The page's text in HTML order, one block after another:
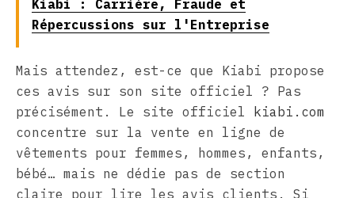
Kiabi : Carrière, Fraude et
Répercussions sur l'Entreprise
Mais attendez, est-ce que Kiabi propose
ces avis sur son site officiel ? Pas
précisément. Le site officiel
kiabi.com
concentre sur la vente en ligne de
vêtements pour femmes, hommes, enfants,
bébé… mais ne dédie pas de section
claire pour lire les avis clients. Si